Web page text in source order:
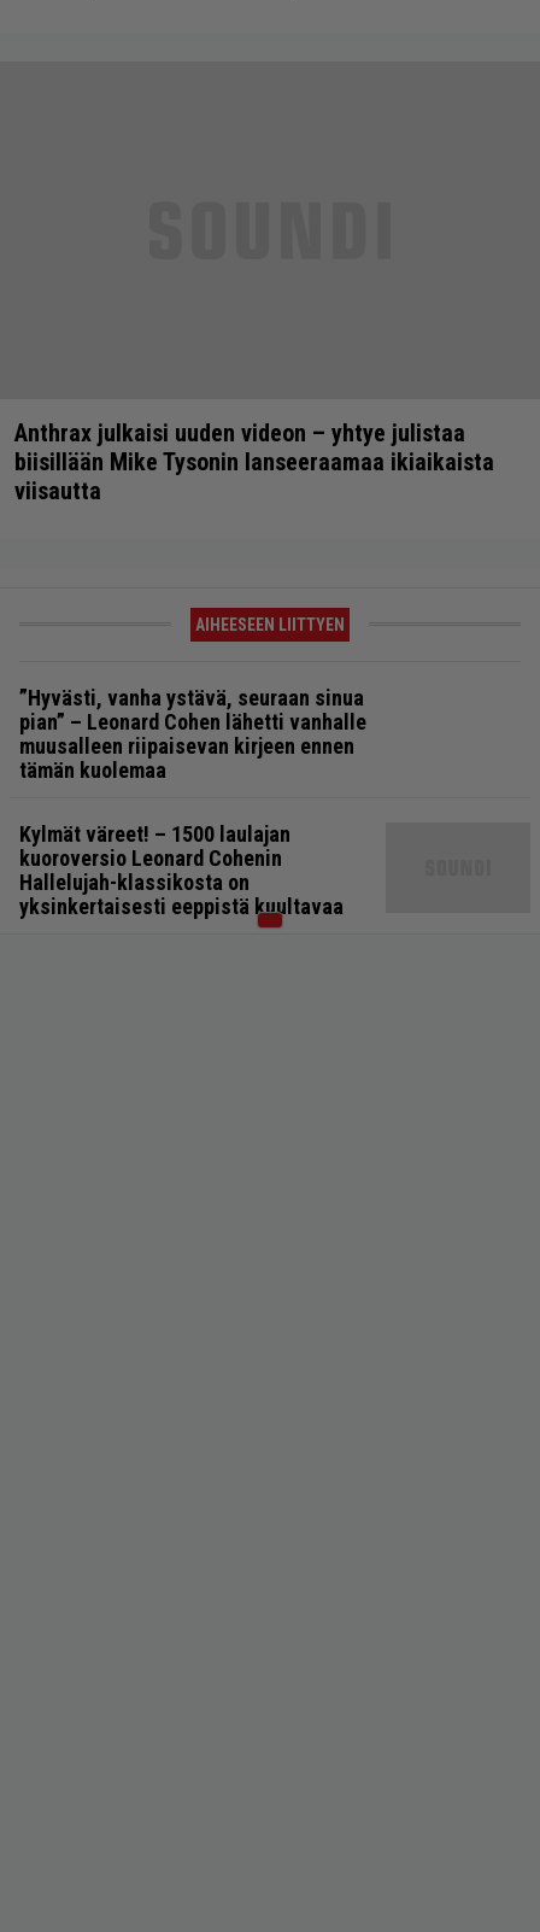
Anthrax julkaisi uuden videon – yhtye julistaa
biisillään Mike Tysonin lanseeraamaa ikiaikaista
viisautta
AIHEESEEN LIITTYEN
”Hyvästi, vanha ystävä, seuraan sinua
pian” – Leonard Cohen lähetti vanhalle
muusalleen riipaisevan kirjeen ennen
tämän kuolemaa
Kylmät väreet! – 1500 laulajan
kuoroversio Leonard Cohenin
Hallelujah-klassikosta on
yksinkertaisesti eeppistä kuultavaa